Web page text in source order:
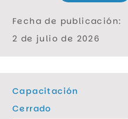
Fecha de publicación:
2 de julio de 2026
Capacitación
Cerrado